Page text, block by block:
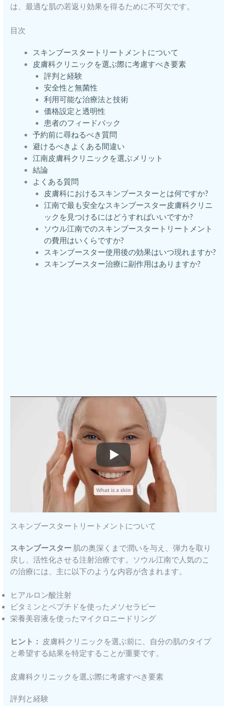
は、最適な肌の若返り効果を得るために不可欠です。
目次
スキンブースタートリートメントについて
皮膚科クリニックを選ぶ際に考慮すべき要素
評判と経験
安全性と無菌性
利用可能な治療法と技術
価格設定と透明性
患者のフィードバック
予約前に尋ねるべき質問
避けるべきよくある間違い
江南皮膚科クリニックを選ぶメリット
結論
よくある質問
皮膚科におけるスキンブースターとは何ですか?
江南で最も安全なスキンブースター皮膚科クリニ
ックを見つけるにはどうすればいいですか?
ソウル江南でのスキンブースタートリートメント
の費用はいくらですか?
スキンブースター使用後の効果はいつ現れますか?
スキンブースター治療に副作用はありますか?
スキンブースタートリートメントについて
スキンブースター 肌の奥深くまで潤いを与え、弾力を取り
戻し、活性化させる注射治療です。ソウル江南で人気のこ
の治療には、主に以下のような内容が含まれます。
ヒアルロン酸注射
ビタミンとペプチドを使ったメソセラピー
栄養美容液を使ったマイクロニードリング
ヒント：
皮膚科クリニックを選ぶ前に、自分の肌のタイプ
と希望する結果を特定することが重要です。
皮膚科クリニックを選ぶ際に考慮すべき要素
評判と経験